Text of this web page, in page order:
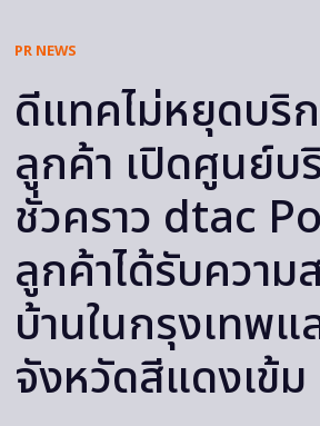
PR NEWS
ดีแทคไม่หยุดบริ
ลูกค้า เปิดศูนย์บ
ชั่วคราว dtac
ลูกค้าได้รับความ
บ้านในกรุงเทพแ
จังหวัดสีแดงเข้ม